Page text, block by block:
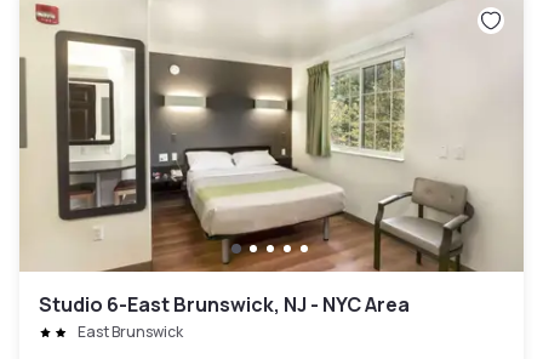
Studio 6-East Brunswick, NJ - NYC Area
East Brunswick